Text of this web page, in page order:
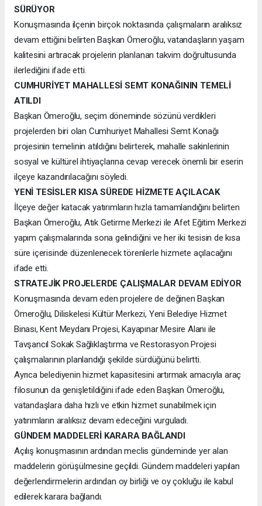
SÜRÜYOR
Konuşmasında ilçenin birçok noktasında çalışmaların aralıksız
devam ettiğini belirten Başkan Ömeroğlu, vatandaşların yaşam
kalitesini artıracak projelerin planlanan takvim doğrultusunda
ilerlediğini ifade etti.
CUMHURİYET MAHALLESİ SEMT KONAĞININ TEMELİ
ATILDI
Başkan Ömeroğlu, seçim döneminde sözünü verdikleri
projelerden biri olan Cumhuriyet Mahallesi Semt Konağı
projesinin temelinin atıldığını belirterek, mahalle sakinlerinin
sosyal ve kültürel ihtiyaçlarına cevap verecek önemli bir eserin
ilçeye kazandırılacağını söyledi.
YENİ TESİSLER KISA SÜREDE HİZMETE AÇILACAK
İlçeye değer katacak yatırımların hızla tamamlandığını belirten
Başkan Ömeroğlu, Atık Getirme Merkezi ile Afet Eğitim Merkezi
yapım çalışmalarında sona gelindiğini ve her iki tesisin de kısa
süre içerisinde düzenlenecek törenlerle hizmete açılacağını
ifade etti.
STRATEJİK PROJELERDE ÇALIŞMALAR DEVAM EDİYOR
Konuşmasında devam eden projelere de değinen Başkan
Ömeroğlu, Diliskelesi Kültür Merkezi, Yeni Belediye Hizmet
Binası, Kent Meydanı Projesi, Kayapınar Mesire Alanı ile
Tavşancıl Sokak Sağlıklaştırma ve Restorasyon Projesi
çalışmalarının planlandığı şekilde sürdüğünü belirtti.
Ayrıca belediyenin hizmet kapasitesini artırmak amacıyla araç
filosunun da genişletildiğini ifade eden Başkan Ömeroğlu,
vatandaşlara daha hızlı ve etkin hizmet sunabilmek için
yatırımların aralıksız devam edeceğini vurguladı.
GÜNDEM MADDELERİ KARARA BAĞLANDI
Açılış konuşmasının ardından meclis gündeminde yer alan
maddelerin görüşülmesine geçildi. Gündem maddeleri yapılan
değerlendirmelerin ardından oy birliği ve oy çokluğu ile kabul
edilerek karara bağlandı.